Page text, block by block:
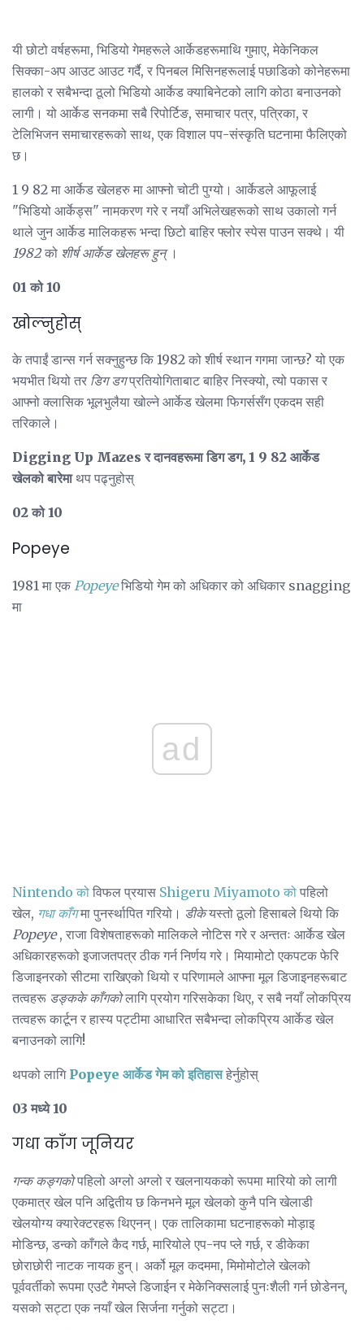
यी छोटो वर्षहरूमा, भिडियो गेमहरूले आर्केडहरूमाथि गुमाए, मेकेनिकल
सिक्का-अप आउट आउट गर्दै, र पिनबल मिसिनहरूलाई पछाडिको कोनेहरूमा
हालको र सबैभन्दा ठूलो भिडियो आर्केड क्याबिनेटको लागि कोठा बनाउनको
लागी। यो आर्केड सनकमा सबै रिपोर्टिङ, समाचार पत्र, पत्रिका, र
टेलिभिजन समाचारहरूको साथ, एक विशाल पप-संस्कृति घटनामा फैलिएको
छ।
1 9 82 मा आर्केड खेलहरु मा आफ्नो चोटी पुग्यो। आर्केडले आफूलाई
"भिडियो आर्केड्स" नामकरण गरे र नयाँ अभिलेखहरूको साथ उकालो गर्न
थाले जुन आर्केड मालिकहरू भन्दा छिटो बाहिर फ्लोर स्पेस पाउन सक्थे। यी
1982को शीर्ष आर्केड खेलहरू हुन्।
01 को 10
खोल्नुहोस्
के तपाईं डान्स गर्न सक्नुहुन्छ कि 1982 को शीर्ष स्थान गगमा जान्छ? यो एक
भयभीत थियो तर डिग डगप्रतियोगिताबाट बाहिर निस्क्यो, त्यो पकास र
आफ्नो क्लासिक भूलभुलैया खोल्ने आर्केड खेलमा फिगर्ससँग एकदम सही
तरिकाले।
Digging Up Mazes र दानवहरूमा डिग डग, 1 9 82 आर्केड
खेलको बारेमाथप पढ्नुहोस्
02 को 10
Popeye
1981 मा एक Popeyeभिडियो गेम को अधिकार को अधिकार snagging
मा
ad
Nintendo को विफल प्रयास Shigeru Miyamoto को पहिलो
खेल, गधा काँगमा पुनर्स्थापित गरियो। डीकेयस्तो ठूलो हिसाबले थियो कि
Popeye, राजा विशेषताहरूको मालिकले नोटिस गरे र अन्ततः आर्केड खेल
अधिकारहरूको इजाजतपत्र ठीक गर्न निर्णय गरे। मियामोटो एकपटक फेरि
डिजाइनरको सीटमा राखिएको थियो र परिणामले आफ्ना मूल डिजाइनहरूबाट
तत्वहरू डङ्कके काँगकोलागि प्रयोग गरिसकेका थिए, र सबै नयाँ लोकप्रिय
तत्वहरू कार्टून र हास्य पट्टीमा आधारित सबैभन्दा लोकप्रिय आर्केड खेल
बनाउनको लागि!
थपको लागि Popeye आर्केड गेम को इतिहासहेर्नुहोस्
03 मध्ये 10
गधा काँग जूनियर
गन्क कङ्गकोपहिलो अग्लो अग्लो र खलनायकको रूपमा मारियो को लागी
एकमात्र खेल पनि अद्वितीय छ किनभने मूल खेलको कुनै पनि खेलाडी
खेलयोग्य क्यारेक्टरहरू थिएनन्। एक तालिकामा घटनाहरूको मोड़ाइ
मोडिन्छ, डन्को काँगले कैद गर्छ, मारियोले एप-नप प्ले गर्छ, र डीकेका
छोराछोरी नाटक नायक हुन्। अर्को मूल कदममा, मिमोमोटोले खेलको
पूर्ववर्तीको रूपमा एउटै गेमप्ले डिजाईन र मेकेनिक्सलाई पुनःशैली गर्न छोडेनन्,
यसको सट्टा एक नयाँ खेल सिर्जना गर्नुको सट्टा।